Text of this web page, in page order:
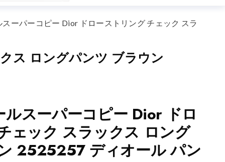
ーパーコピー Dior ドローストリング チェック スラ
ス ロングパンツ ブラウン
ルスーパーコピー Dior ドロ
ェック スラックス ロング
2525257 ディオール パン